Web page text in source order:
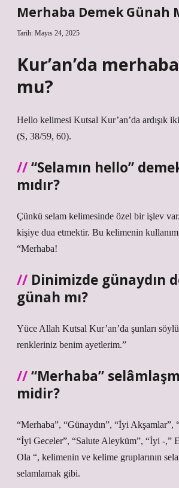
Merhaba Demek Günah
Tarih: Mayıs 24, 2025
Kur’an’da
mu?
Hello kelimesi Kutsal Kur’an’da ardışık
(S, 38/59, 60).
“Selamın hello”
mıdır?
Çünkü selam kelimesinde özel bir işlev
kişiye dua etmektir. Bu kelimenin
“Merhaba!
Dinimizde günaydın
günah mı?
Yüce Allah Kutsal Kur’an’da şunları
renkleriniz benim ayetlerim.”
“Merhaba”
midir?
“Merhaba”, “Günaydın”, “İyi Akşamlar”,
“İyi Geceler”, “Salute Aleyküm”, “İyi -,”
Ola “, kelimenin ve kelime gruplarının
selamlamak gibi.